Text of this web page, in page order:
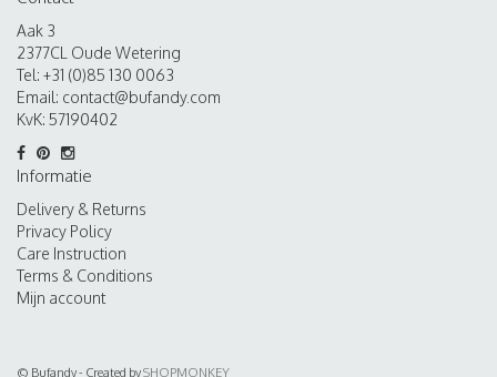
Aak 3
2377CL Oude Wetering
Tel: +31 (0)85 130 0063
Email: contact@bufandy.com
KvK: 57190402
Informatie
Delivery & Returns
Privacy Policy
Care Instruction
Terms & Conditions
Mijn account
© Bufandy - Created bySHOPMONKEY